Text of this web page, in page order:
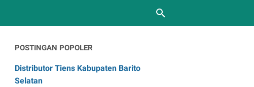
POSTINGAN POPOLER
Distributor Tiens Kabupaten Barito
Selatan